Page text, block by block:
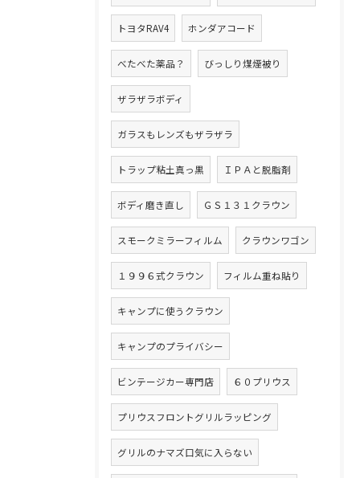
トヨタRAV4 ホンダアコード
べたべた薬品？ びっしり煤煙被り
ザラザラボディ
ガラスもレンズもザラザラ
トラップ粘土真っ黒 ＩＰＡと脱脂剤
ボディ磨き直し ＧＳ１３１クラウン
スモークミラーフィルム クラウンワゴン
１９９６式クラウン フィルム重ね貼り
キャンプに使うクラウン
キャンプのプライバシー
ビンテージカー専門店 ６０プリウス
プリウスフロントグリルラッピング
グリルのナマズ口気に入らない